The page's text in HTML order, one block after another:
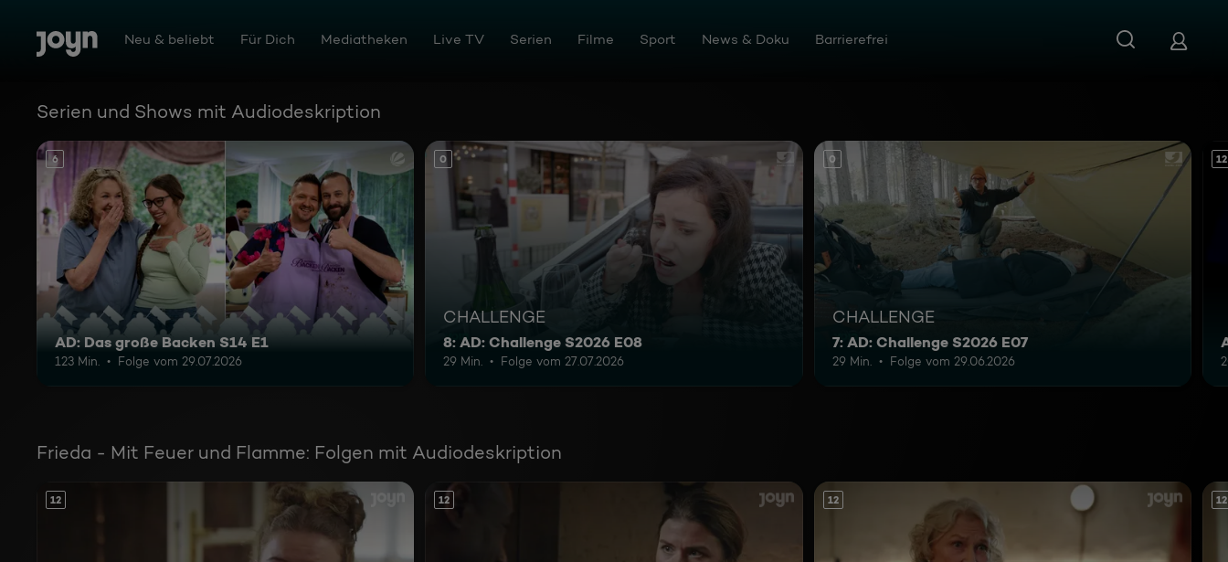
Zum Inhalt springen
Barrierefrei Neu & beliebt Für Dich Mediatheken Live TV Serien Filme Sport News & Doku Barrierefrei
Serien und Shows mit Audiodeskription
6
AD: Das große Backen S14 E1
123 Min. Folge vom 29.07.2026
0
CHALLENGE
8: AD: Challenge S2026 E08
29 Min. Folge vom 27.07.2026
0
CHALLENGE
7: AD: Challenge S2026 E07
29 Min. Folge vom 29.06.2026
12
Frieda - Mit Feuer und Flamme: Folgen mit Audiodeskription
12 12 12 12